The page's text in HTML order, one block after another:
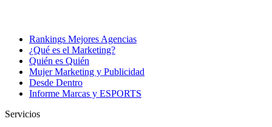
Rankings Mejores Agencias
¿Qué es el Marketing?
Quién es Quién
Mujer Marketing y Publicidad
Desde Dentro
Informe Marcas y ESPORTS
Servicios